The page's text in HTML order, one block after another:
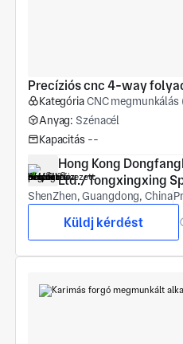
Precíziós cnc 4-way
KategóriaCNC megmunkálás
Anyag: Szénacél
Kapacitás --
Hong Kong
Ltd./Tongxingxing
(Shenzhen) Co., Ltd
ShenZhen, Guangdong, China
Küldj kérdést